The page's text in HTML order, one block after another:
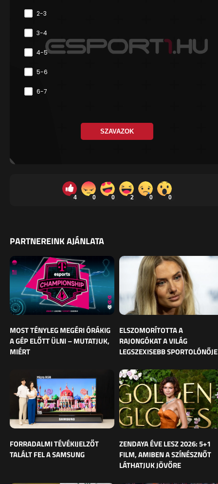
2-3
3-4
4-5
5-6
6-7
SZAVAZOK
4 0 0 2 0 0
PARTNEREINK AJÁNLATA
MOST TÉNYLEG MEGÉRI ÓRÁKIG
A GÉP ELŐTT ÜLNI – MUTATJUK,
MIÉRT
ELSZOMORÍTOTTA A
RAJONGÓKAT A VILÁG
LEGSZEXISEBB SPORTOLÓNŐJE
FORRADALMI TÉVÉKIJELZŐT
TALÁLT FEL A SAMSUNG
ZENDAYA ÉVE LESZ 2026: 5+1
FILM, AMIBEN A SZÍNÉSZNŐT
LÁTHATJUK JÖVŐRE